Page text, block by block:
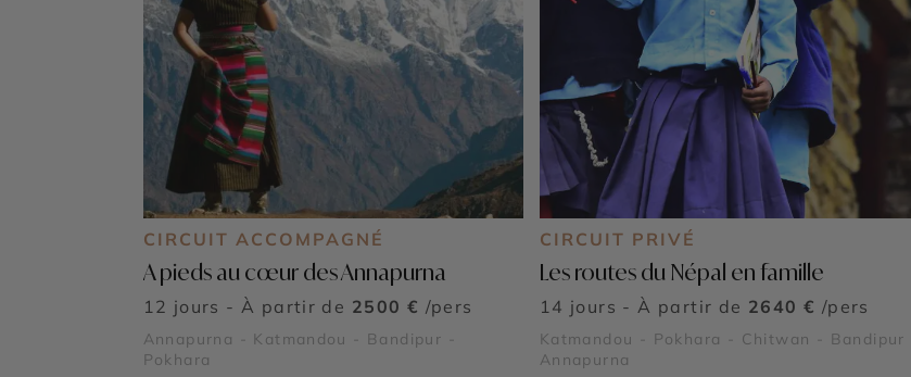
CIRCUIT ACCOMPAGNÉ
A pieds au cœur des Annapurna
12 jours - À partir de 2500 € /pers
Annapurna - Katmandou - Bandipur -
Pokhara
CIRCUIT PRIVÉ
Les routes du Népal en famille
14 jours - À partir de 2640 € /pers
Katmandou - Pokhara - Chitwan - Bandipur -
Annapurna